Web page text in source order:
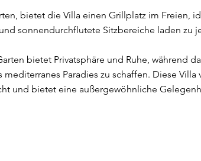
bietet die Villa einen Grillplatz im Freien,
sonnendurchflutete Sitzbereiche laden zu
bietet Privatsphäre und Ruhe, während
Paradies zu schaffen. Diese
und bietet eine außergewöhnliche